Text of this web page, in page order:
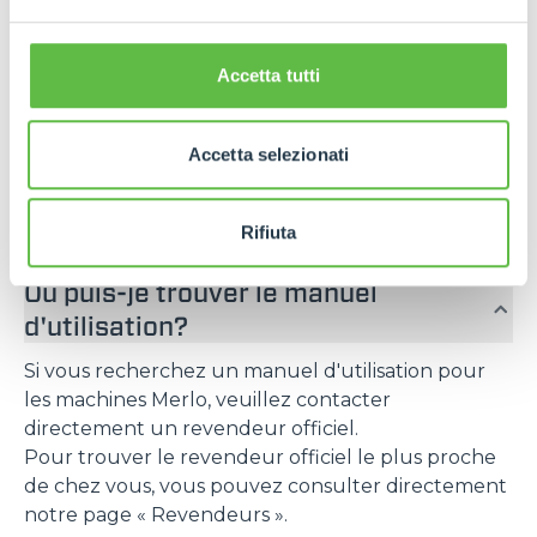
Accetta tutti
Accetta selezionati
Rifiuta
Questions
fréquemment
posées
Où puis-je trouver le manuel
d'utilisation?
Si vous recherchez un manuel d'utilisation pour
les machines Merlo, veuillez contacter
directement un revendeur officiel.
Pour trouver le revendeur officiel le plus proche
de chez vous, vous pouvez consulter directement
notre page « Revendeurs ».